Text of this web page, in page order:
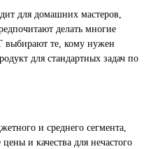
для домашних мастеров,
делать многие
выбирают те, кому нужен
для стандартных задач по
и среднего сегмента,
и качества для нечастого